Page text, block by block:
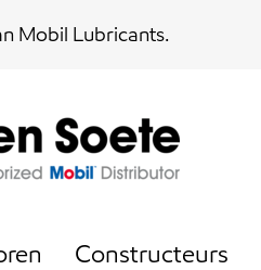
Mobil Lubricants.
Constructeurs